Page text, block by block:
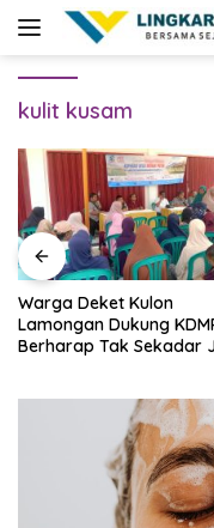
kulit kusam
Warga Deket Kulon
Lamongan Dukung
Berharap Tak Sekadar